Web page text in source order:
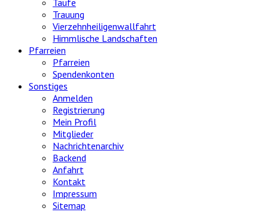
Taufe
Trauung
Vierzehnheiligenwallfahrt
Himmlische Landschaften
Pfarreien
Pfarreien
Spendenkonten
Sonstiges
Anmelden
Registrierung
Mein Profil
Mitglieder
Nachrichtenarchiv
Backend
Anfahrt
Kontakt
Impressum
Sitemap